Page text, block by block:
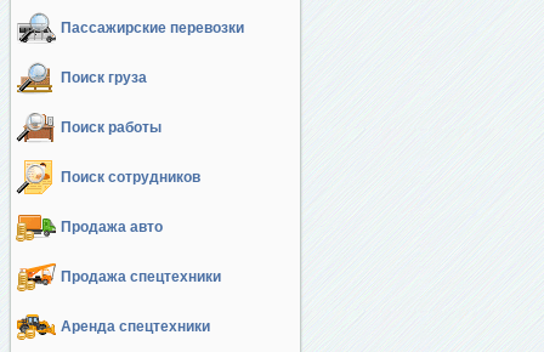
Пассажирские перевозки
Поиск груза
Поиск работы
Поиск сотрудников
Продажа авто
Продажа спецтехники
Аренда спецтехники